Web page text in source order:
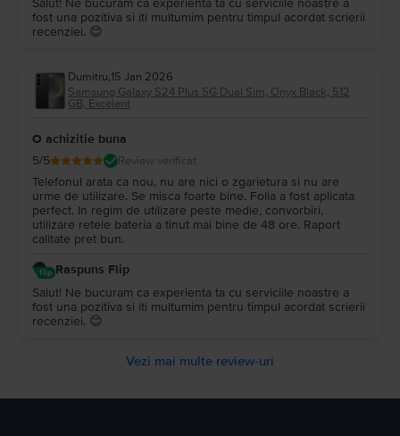
Salut! Ne bucuram ca experienta ta cu serviciile noastre a
fost una pozitiva si iti multumim pentru timpul acordat scrierii
recenziei. 😊
Dumitru,15 Jan 2026
Samsung Galaxy S24 Plus 5G Dual Sim, Onyx Black, 512
GB, Excelent
O achizitie buna
5/5 Review verificat
Telefonul arata ca nou, nu are nici o zgarietura si nu are
urme de utilizare. Se misca foarte bine. Folia a fost aplicata
perfect. In regim de utilizare peste medie, convorbiri,
utilizare retele bateria a tinut mai bine de 48 ore. Raport
calitate pret bun.
Raspuns Flip
Salut! Ne bucuram ca experienta ta cu serviciile noastre a
fost una pozitiva si iti multumim pentru timpul acordat scrierii
recenziei. 😊
Vezi mai multe review-uri